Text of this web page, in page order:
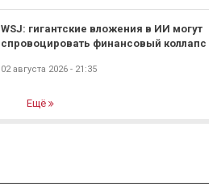
WSJ: гигантские вложения в ИИ могут
спровоцировать финансовый коллапс
02 августа 2026 - 21:35
Ещё